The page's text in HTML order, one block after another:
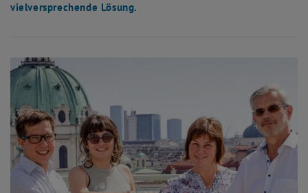
vielversprechende Lösung.